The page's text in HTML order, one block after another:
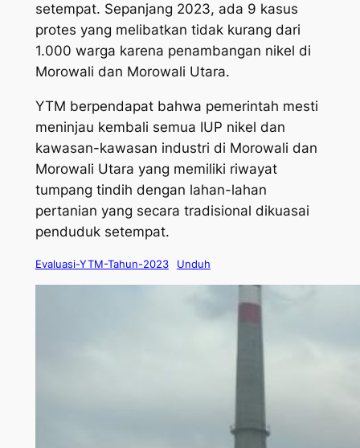
setempat. Sepanjang 2023, ada 9 kasus
protes yang melibatkan tidak kurang dari
1.000 warga karena penambangan nikel di
Morowali dan Morowali Utara.
YTM berpendapat bahwa pemerintah mesti
meninjau kembali semua IUP nikel dan
kawasan-kawasan industri di Morowali dan
Morowali Utara yang memiliki riwayat
tumpang tindih dengan lahan-lahan
pertanian yang secara tradisional dikuasai
penduduk setempat.
Evaluasi-YTM-Tahun-2023 Unduh